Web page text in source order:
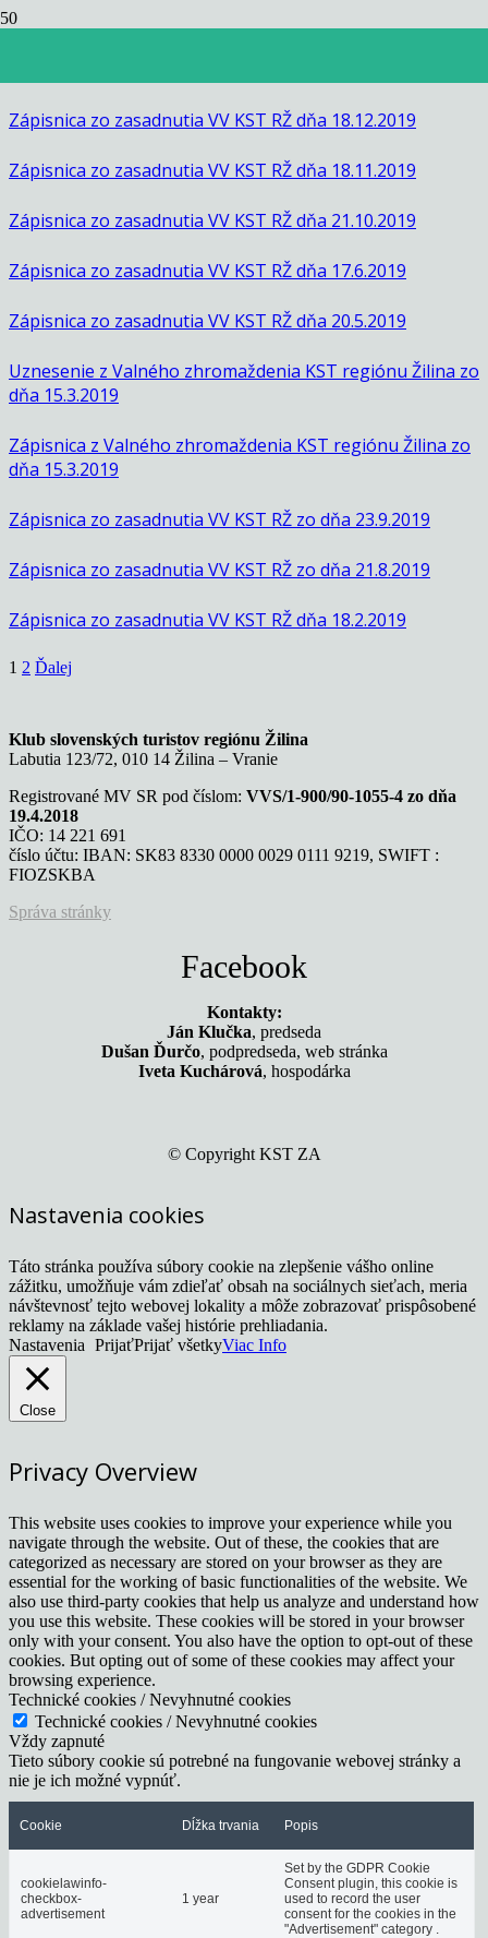
Zápisnica zo zasadnutia VV KST RŽ dňa 18.12.2019
Zápisnica zo zasadnutia VV KST RŽ dňa 18.11.2019
Zápisnica zo zasadnutia VV KST RŽ dňa 21.10.2019
Zápisnica zo zasadnutia VV KST RŽ dňa 17.6.2019
Zápisnica zo zasadnutia VV KST RŽ dňa 20.5.2019
Uznesenie z Valného zhromaždenia KST regiónu Žilina zo
dňa 15.3.2019
Zápisnica z Valného zhromaždenia KST regiónu Žilina zo
dňa 15.3.2019
Zápisnica zo zasadnutia VV KST RŽ zo dňa 23.9.2019
Zápisnica zo zasadnutia VV KST RŽ zo dňa 21.8.2019
Zápisnica zo zasadnutia VV KST RŽ dňa 18.2.2019
1 2 Ďalej
Klub slovenských turistov regiónu Žilina
Labutia 123/72, 010 14 Žilina – Vranie
Registrované MV SR pod číslom: VVS/1-900/90-1055-4 zo dňa
19.4.2018
IČO: 14 221 691
číslo účtu: IBAN: SK83 8330 0000 0029 0111 9219, SWIFT :
FIOZSKBA
Správa stránky
Facebook
Kontakty:
Ján Klučka, predseda
Dušan Ďurčo, podpredseda, web stránka
Iveta Kuchárová, hospodárka
© Copyright KST ZA
Nastavenia cookies
Táto stránka používa súbory cookie na zlepšenie vášho online
zážitku, umožňuje vám zdieľať obsah na sociálnych sieťach, meria
návštevnosť tejto webovej lokality a môže zobrazovať prispôsobené
reklamy na základe vašej histórie prehliadania.
Nastavenia PrijaťPrijať všetkyViac Info
Close
Privacy Overview
This website uses cookies to improve your experience while you
navigate through the website. Out of these, the cookies that are
categorized as necessary are stored on your browser as they are
essential for the working of basic functionalities of the website. We
also use third-party cookies that help us analyze and understand how
you use this website. These cookies will be stored in your browser
only with your consent. You also have the option to opt-out of these
cookies. But opting out of some of these cookies may affect your
browsing experience.
Technické cookies / Nevyhnutné cookies
Technické cookies / Nevyhnutné cookies
Vždy zapnuté
Tieto súbory cookie sú potrebné na fungovanie webovej stránky a
nie je ich možné vypnúť.
Cookie Dĺžka trvania Popis
cookielawinfo-
checkbox-
advertisement
1 year
Set by the GDPR Cookie
Consent plugin, this cookie is
used to record the user
consent for the cookies in the
"Advertisement" category .